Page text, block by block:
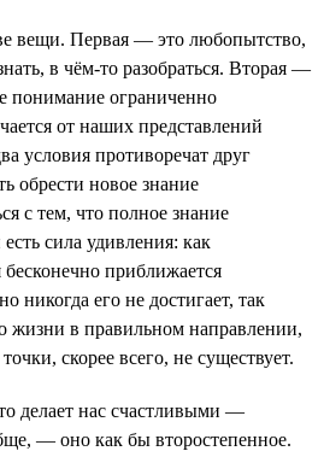
вещи. Первая — это любопытство,
в чём-то разобраться. Вторая —
понимание ограниченно
от наших представлений
условия противоречат друг
обрести новое знание
с тем, что полное знание
сила удивления: как
приближается
никогда его не достигает, так
жизни в правильном направлении,
скорее всего, не существует.
делает нас счастливыми —
— оно как бы второстепенное.